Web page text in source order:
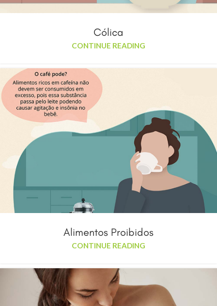
Cólica
CONTINUE READING
Alimentos Proibidos
CONTINUE READING